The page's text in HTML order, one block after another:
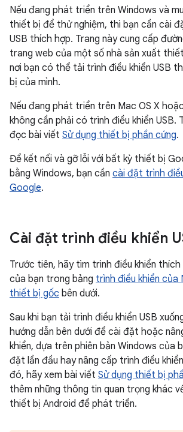
Nếu đang phát triển trên Windows và
thiết bị để thử nghiệm, thì bạn cần cài
USB thích hợp. Trang này cung cấp
trang web của một số nhà sản xuất
nơi bạn có thể tải trình điều khiển USB
bị của mình.
Nếu đang phát triển trên Mac OS X
không cần phải có trình điều khiển USB.
đọc bài viết Sử dụng thiết bị phần cứng.
Để kết nối và gỡ lỗi với bất kỳ thiết bị
bằng Windows, bạn cần cài đặt trình
Google.
Cài đặt trình điều khiển
Trước tiên, hãy tìm trình điều khiển
của bạn trong bảng trình điều khiển của
thiết bị gốc bên dưới.
Sau khi bạn tải trình điều khiển USB
hướng dẫn bên dưới để cài đặt hoặc
khiển, dựa trên phiên bản Windows của
đặt lần đầu hay nâng cấp trình điều
đó, hãy xem bài viết Sử dụng thiết bị
thêm những thông tin quan trọng khác
thiết bị Android để phát triển.